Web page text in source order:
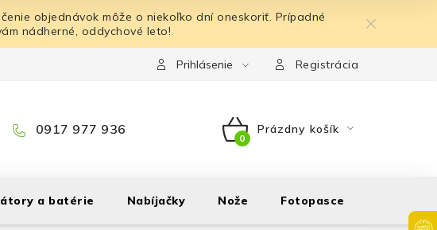
objednávok môže o niekoľko dní oneskoriť. Prípadné
nádherné, oddychové leto!
Prihlásenie Registrácia
0917 977 936
NÁKUPNÝ
Prázdny košík
a batérie Nabíjačky Nože Fotopasce